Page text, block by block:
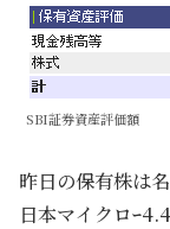
SBI証券資産評価額
昨日の保有株は
日本マイクロｰ